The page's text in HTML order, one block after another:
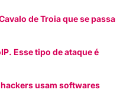
de Troia que se passa
Esse tipo de ataque é
usam softwares